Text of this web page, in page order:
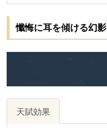
懺悔に耳を傾ける幻影
天賦効果